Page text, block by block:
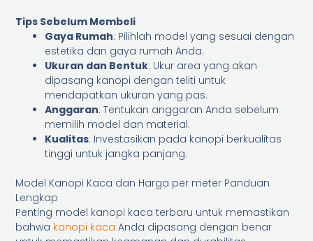
Tips Sebelum Membeli
Gaya Rumah: Pilihlah model yang sesuai dengan
estetika dan gaya rumah Anda.
Ukuran dan Bentuk: Ukur area yang akan
dipasang kanopi dengan teliti untuk
mendapatkan ukuran yang pas.
Anggaran: Tentukan anggaran Anda sebelum
memilih model dan material.
Kualitas: Investasikan pada kanopi berkualitas
tinggi untuk jangka panjang.
Model Kanopi Kaca dan Harga per meter Panduan
Lengkap
Penting model kanopi kaca terbaru untuk memastikan
bahwa kanopi kaca Anda dipasang dengan benar